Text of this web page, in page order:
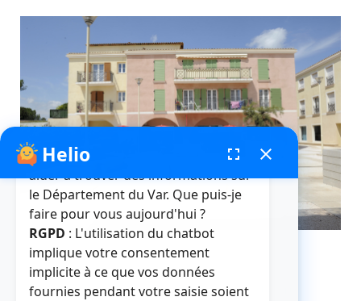
Crédits et mentions légales Plan du site La médiathèque
Helio fenêtre de chatbot
fullscreen close
Bonjour, je suis Helio. Je peux vous
aider à trouver des informations sur
le Département du Var. Que puis-je
faire pour vous aujourd'hui ?
RGPD : L'utilisation du chatbot
implique votre consentement
implicite à ce que vos données
fournies pendant votre saisie soient